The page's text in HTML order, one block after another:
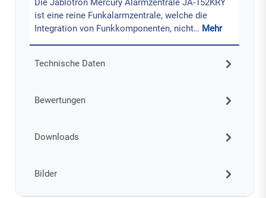
Die Jablotron Mercury Alarmzentrale JA-152KRY
ist eine reine Funkalarmzentrale, welche die
Integration von Funkkomponenten, nicht… Mehr
Technische Daten
Bewertungen
Downloads
Bilder